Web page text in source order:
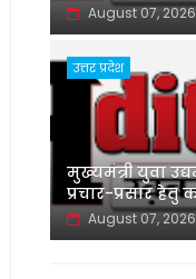
August 07, 2026
उत्तर प्रदेश
मुख्यमंत्री युवा
प्रचार-प्रसार हेतु
August 07, 2026